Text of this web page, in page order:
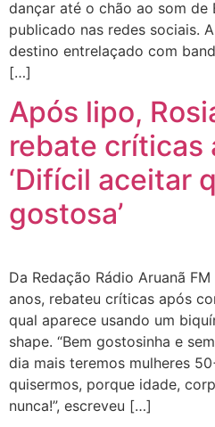
dançar até o chão ao som de
publicado nas redes sociais.
destino entrelaçado com
[…]
Após lipo,
rebate críticas
‘Difícil aceitar
gostosa’
Da Redação Rádio Aruanã
anos, rebateu críticas após
qual aparece usando um
shape. “Bem gostosinha e
dia mais teremos mulheres
quisermos, porque idade,
nunca!”, escreveu […]